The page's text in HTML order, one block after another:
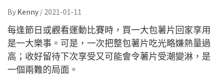
By Kenny / 2021-01-11
每逢節日或觀看運動比賽時，買一大包薯片回家享用
是一大樂事。可是，一次把整包薯片吃光略嫌熱量過
高；收好留待下次享受又可能會令薯片受潮變淋，是
一個兩難的局面。